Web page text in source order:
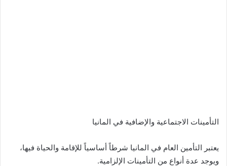
التأمينات الاجتماعية والإضافية في المانيا
يعتبر التأمين العام في المانيا شرطاً أساسياً للإقامة والحياة فيها،
ويوجد عدة أنواع من التأمينات الإلزامية.